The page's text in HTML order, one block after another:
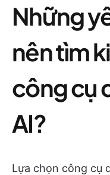
Những
nên tìm
công cụ
AI?
Lựa chọn công cụ